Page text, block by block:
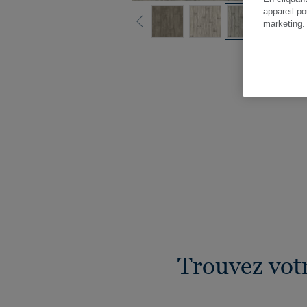
Trouvez
appareil
marketing.